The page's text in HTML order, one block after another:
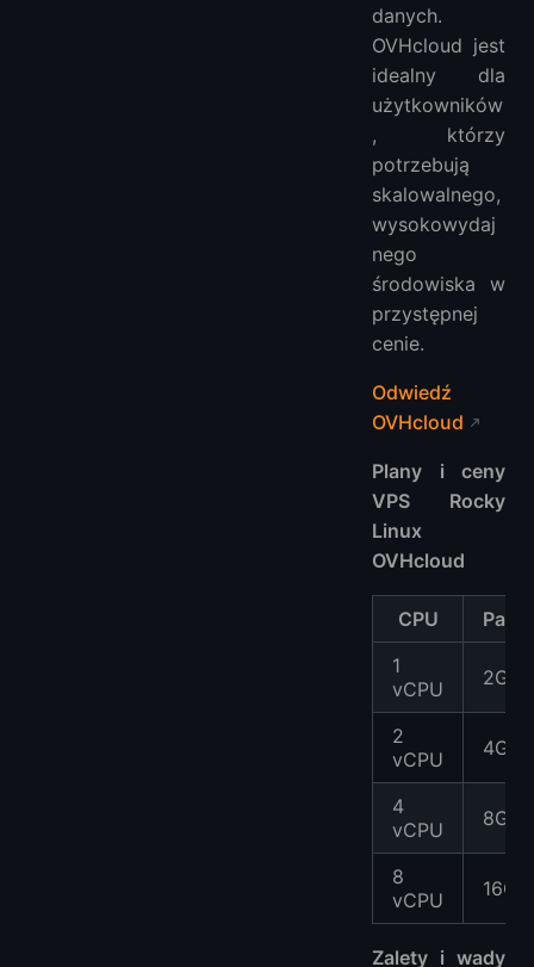
danych.
OVHcloud jest
idealny dla
użytkowników
, którzy
potrzebują
skalowalnego,
wysokowydaj
nego
środowiska w
przystępnej
cenie.
Odwiedź
OVHcloud
Plany i ceny
VPS Rocky
Linux
OVHcloud
CPU
1
vCPU
2GB
2
vCPU
4GB
4
vCPU
8GB
8
vCPU
16GB
Zalety i wady